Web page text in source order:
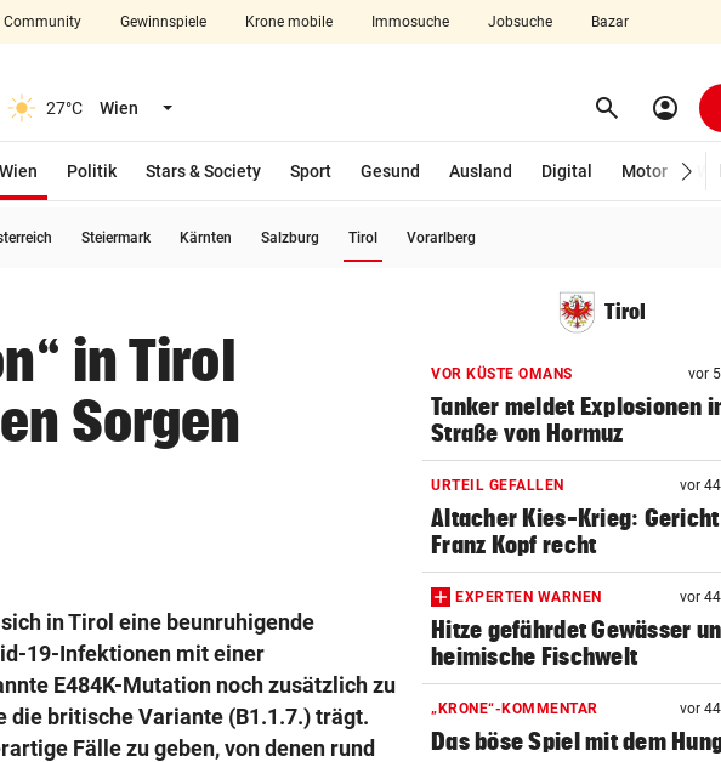
Schließen
Community Gewinnspiele Krone mobile Immosuche Jobsuche Bazar
27°C Wien Menü aufklappen search Suchen
account_circle
Wien
Politik
Stars & Society Sport Gesund Ausland Digital Motor
Steiermark Kärnten Salzburg Tirol Vorarlberg
in Tirol
Sorgen
in Tirol eine beunruhigende
19-Infektionen mit einer
E484K-Mutation noch zusätzlich zu
die britische Variante (B1.1.7.) trägt.
Fälle zu geben, von denen rund
Tirol
VOR KÜSTE OMANS vor
Tanker meldet Explosionen
Straße von Hormuz
URTEIL GEFALLEN vor
Altacher Kies-Krieg:
Franz Kopf recht
EXPERTEN WARNEN vor
Hitze gefährdet Gewässer
heimische Fischwelt
„KRONE“-KOMMENTAR vor
Das böse Spiel mit dem